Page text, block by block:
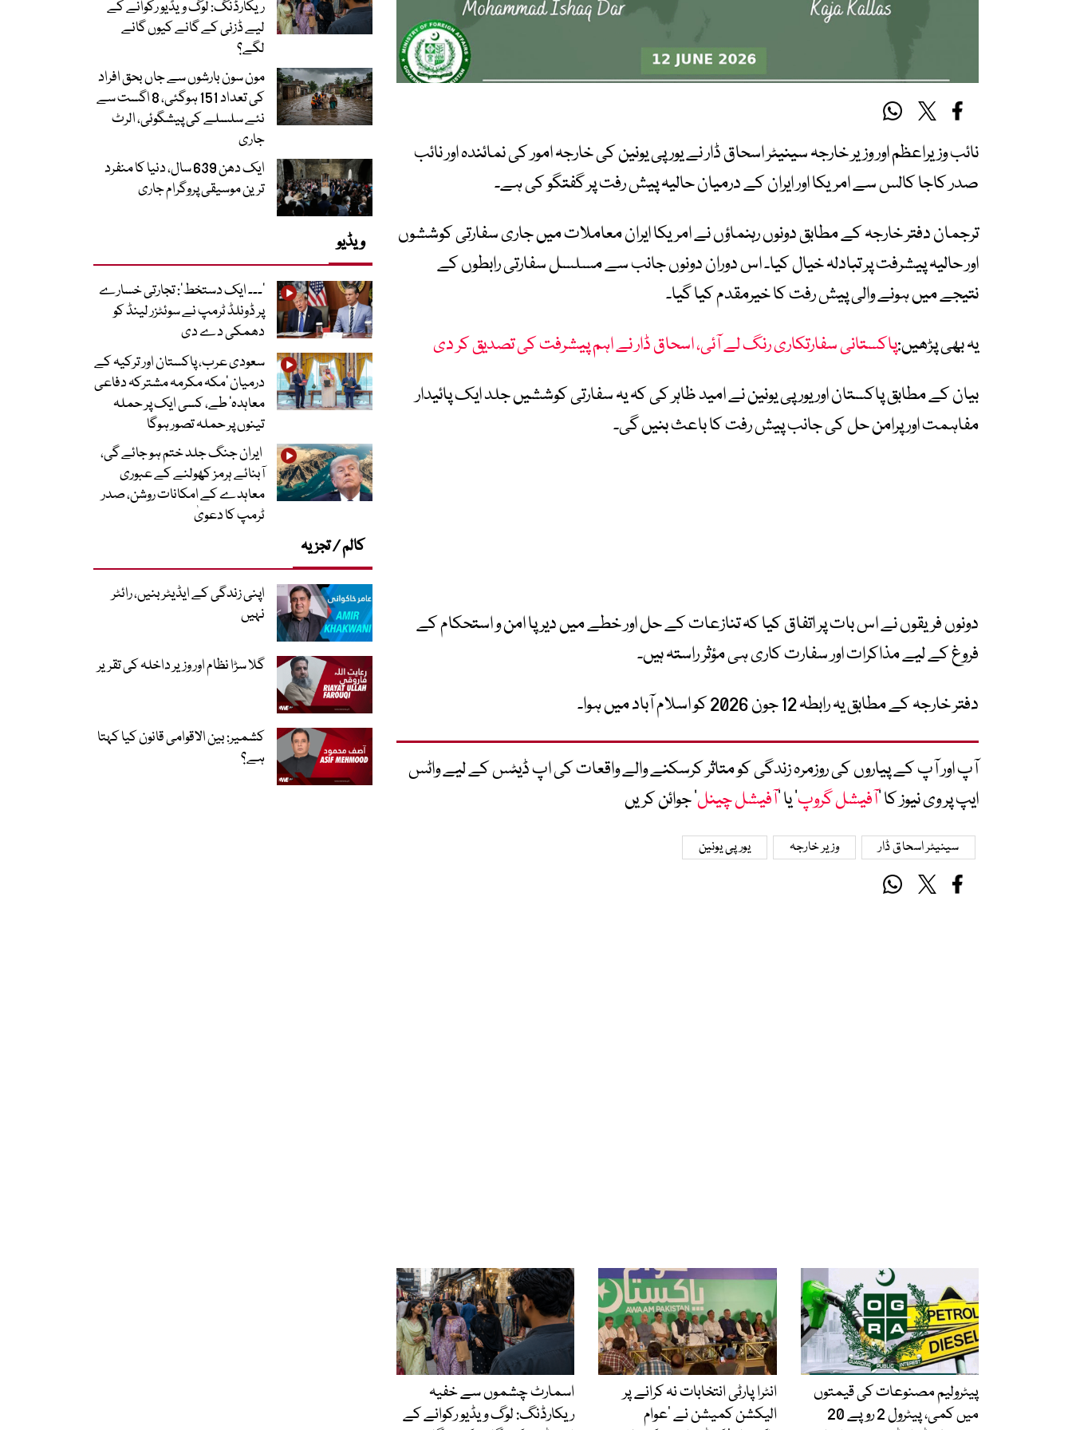
نائب وزیراعظم اور وزیر خارجہ سینیٹر اسحاق ڈار نے یورپی یونین کی خارجہ امور کی نمائندہ اور نائب
صدر کاجا کالس سے امریکا اور ایران کے درمیان حالیہ پیش رفت پر گفتگو کی ہے۔
ترجمان دفتر خارجہ کے مطابق دونوں رہنماؤں نے امریکا ایران معاملات میں جاری سفارتی کوششوں
اور حالیہ پیشرفت پر تبادلہ خیال کیا۔ اس دوران دونوں جانب سے مسلسل سفارتی رابطوں کے
نتیجے میں ہونے والی پیش رفت کا خیرمقدم کیا گیا۔
یہ بھی پڑھیں:پاکستانی سفارتکاری رنگ لے آئی، اسحاق ڈار نے اہم پیشرفت کی تصدیق کر دی
بیان کے مطابق پاکستان اور یورپی یونین نے امید ظاہر کی کہ یہ سفارتی کوششیں جلد ایک پائیدار
مفاہمت اور پرامن حل کی جانب پیش رفت کا باعث بنیں گی۔
دونوں فریقوں نے اس بات پر اتفاق کیا کہ تنازعات کے حل اور خطے میں دیرپا امن و استحکام کے
فروغ کے لیے مذاکرات اور سفارت کاری ہی مؤثر راستہ ہیں۔
دفتر خارجہ کے مطابق یہ رابطہ 12 جون 2026 کو اسلام آباد میں ہوا۔
آپ اور آپ کے پیاروں کی روزمرہ زندگی کو متاثر کرسکنے والے واقعات کی اپ ڈیٹس کے لیے واٹس
ایپ پر وی نیوز کا ’آفیشل گروپ‘ یا ’آفیشل چینل‘ جوائن کریں
سینیٹر اسحاق ڈار وزیر خارجہ یورپی یونین
پیٹرولیم مصنوعات کی قیمتوں
میں کمی، پیٹرول 2 روپے 20
انٹرا پارٹی انتخابات نہ کرانے پر
الیکشن کمیشن نے ’عوام
اسمارٹ چشموں سے خفیہ
ریکارڈنگ: لوگ ویڈیو رکوانے کے
ریکارڈنگ: لوگ ویڈیو رکوانے کے
لیے ڈزنی کے گانے کیوں گانے
لگے؟
مون سون بارشوں سے جاں بحق افراد
کی تعداد 151 ہوگئی، 8 اگست سے
نئے سلسلے کی پیشگوئی، الرٹ
جاری
ایک دھن 639 سال، دنیا کا منفرد
ترین موسیقی پروگرام جاری
ویڈیو
’۔۔۔ ایک دستخط‘: تجارتی خسارے
پر ڈونلڈ ٹرمپ نے سوئٹزر لینڈ کو
دھمکی دے دی
سعودی عرب، پاکستان اور ترکیہ کے
درمیان ’مکہ مکرمہ مشترکہ دفاعی
معاہدہ‘ طے، کسی ایک پر حملہ
تینوں پر حملہ تصور ہوگا
ایران جنگ جلد ختم ہو جائے گی،
آبنائے ہرمز کھولنے کے عبوری
معاہدے کے امکانات روشن، صدر
ٹرمپ کا دعویٰ
کالم / تجزیہ
اپنی زندگی کے ایڈیٹر بنیں، رائٹر
نہیں
گلا سڑا نظام اور وزیر داخلہ کی تقریر
کشمیر: بین الاقوامی قانون کیا کہتا
ہے؟